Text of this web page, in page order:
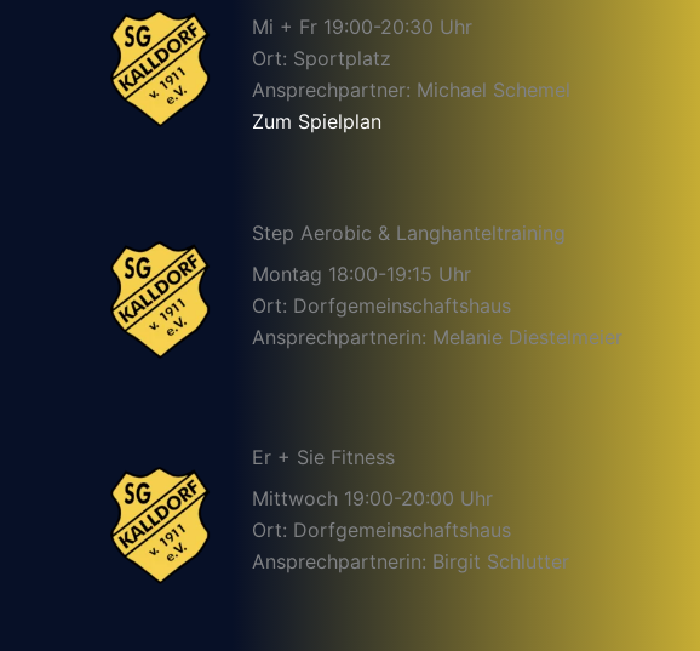
Mi + Fr 19:00-20:30 Uhr
Ort: Sportplatz
Ansprechpartner: Michael Schemel
Zum Spielplan
Step Aerobic & Langhanteltraining
Montag 18:00-19:15 Uhr
Ort: Dorfgemeinschaftshaus
Ansprechpartnerin: Melanie Diestelmeier
Er + Sie Fitness
Mittwoch 19:00-20:00 Uhr
Ort: Dorfgemeinschaftshaus
Ansprechpartnerin: Birgit Schlutter